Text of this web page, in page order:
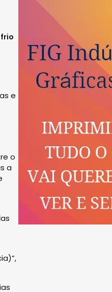
e
o
a